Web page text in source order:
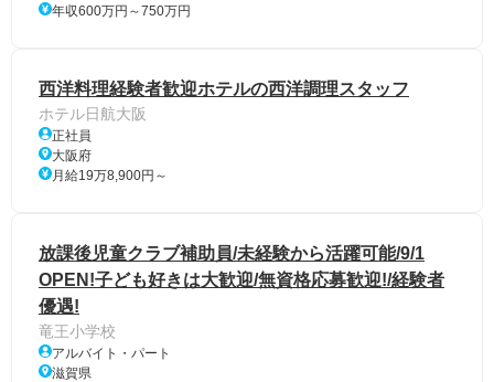
年収600万円～750万円
西洋料理経験者歓迎ホテルの西洋調理スタッフ
ホテル日航大阪
正社員
大阪府
月給19万8,900円～
放課後児童クラブ補助員/未経験から活躍可能/9/1
OPEN!子ども好きは大歓迎/無資格応募歓迎!/経験者
優遇!
竜王小学校
アルバイト・パート
滋賀県